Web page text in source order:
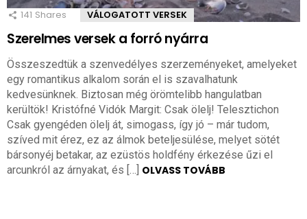
141 Shares VÁLOGATOTT VERSEK
Szerelmes versek a forró nyárra
Összeszedtük a szenvedélyes szerzeményeket, amelyeket
egy romantikus alkalom során el is szavalhatunk
kedvesünknek. Biztosan még örömtelibb hangulatban
kerültök! Kristófné Vidók Margit: Csak ölelj! Telesztichon
Csak gyengéden ölelj át, simogass, így jó – már tudom,
szíved mit érez, ez az álmok beteljesülése, melyet sötét
bársonyéj betakar, az ezüstös holdfény érkezése űzi el
arcunkról az árnyakat, és […] OLVASS TOVÁBB